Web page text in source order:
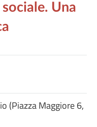
Una
(Piazza Maggiore 6,